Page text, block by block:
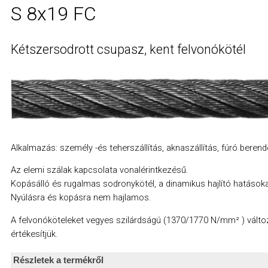
S 8x19 FC
Kétszersodrott csupasz, kent felvonókötél
Alkalmazás: személy -és teherszállítás, aknaszállítás, fúró
Az elemi szálak kapcsolata vonalérintkezésű.
Kopásálló és rugalmas sodronykötél, a dinamikus hajlító
Nyúlásra és kopásra nem hajlamos.
A felvonóköteleket vegyes szilárdságú (1370/1770 N/mm² )
értékesítjük.
Részletek a termékről